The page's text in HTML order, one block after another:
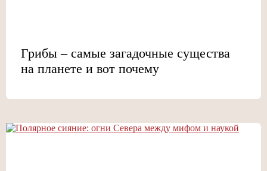
Грибы – самые загадочные существа
на планете и вот почему